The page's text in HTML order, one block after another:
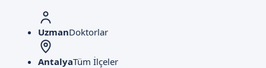
UzmanDoktorlar
AntalyaTüm İlçeler